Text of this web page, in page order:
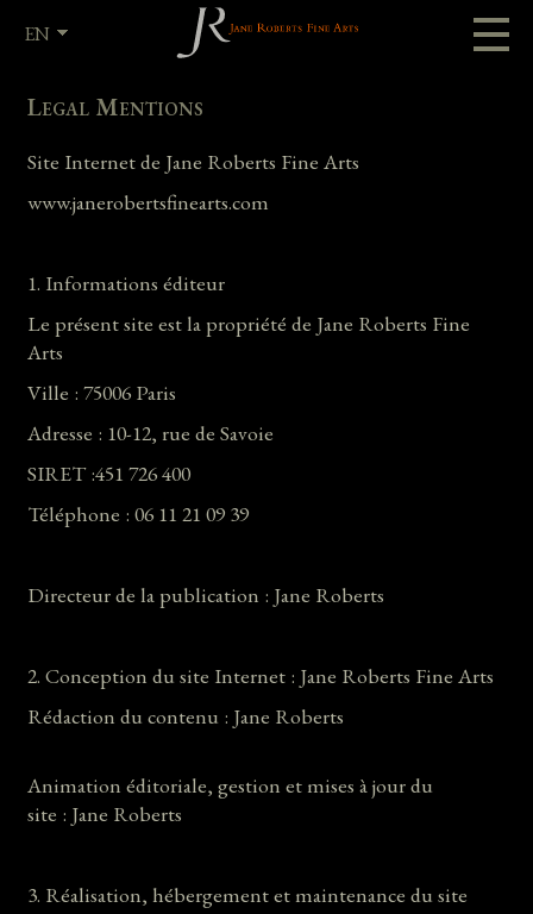
EN
Legal Mentions
Site Internet de Jane Roberts Fine Arts
www.janerobertsfinearts.com
1. Informations éditeur
Le présent site est la propriété de Jane Roberts Fine
Arts
Ville : 75006 Paris
Adresse : 10-12, rue de Savoie
SIRET :451 726 400
Téléphone : 06 11 21 09 39
Directeur de la publication : Jane Roberts
2. Conception du site Internet : Jane Roberts Fine Arts
Rédaction du contenu : Jane Roberts
Animation éditoriale, gestion et mises à jour du
site : Jane Roberts
3. Réalisation, hébergement et maintenance du site